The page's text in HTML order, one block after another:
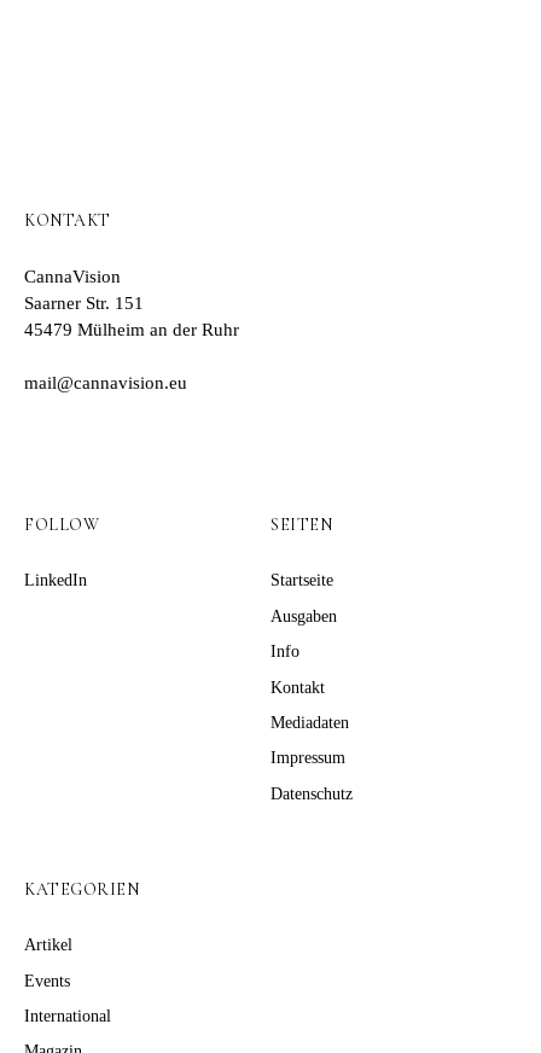
KONTAKT
CannaVision
Saarner Str. 151
45479 Mülheim an der Ruhr
mail@cannavision.eu
FOLLOW
LinkedIn
SEITEN
Startseite
Ausgaben
Info
Kontakt
Mediadaten
Impressum
Datenschutz
KATEGORIEN
Artikel
Events
International